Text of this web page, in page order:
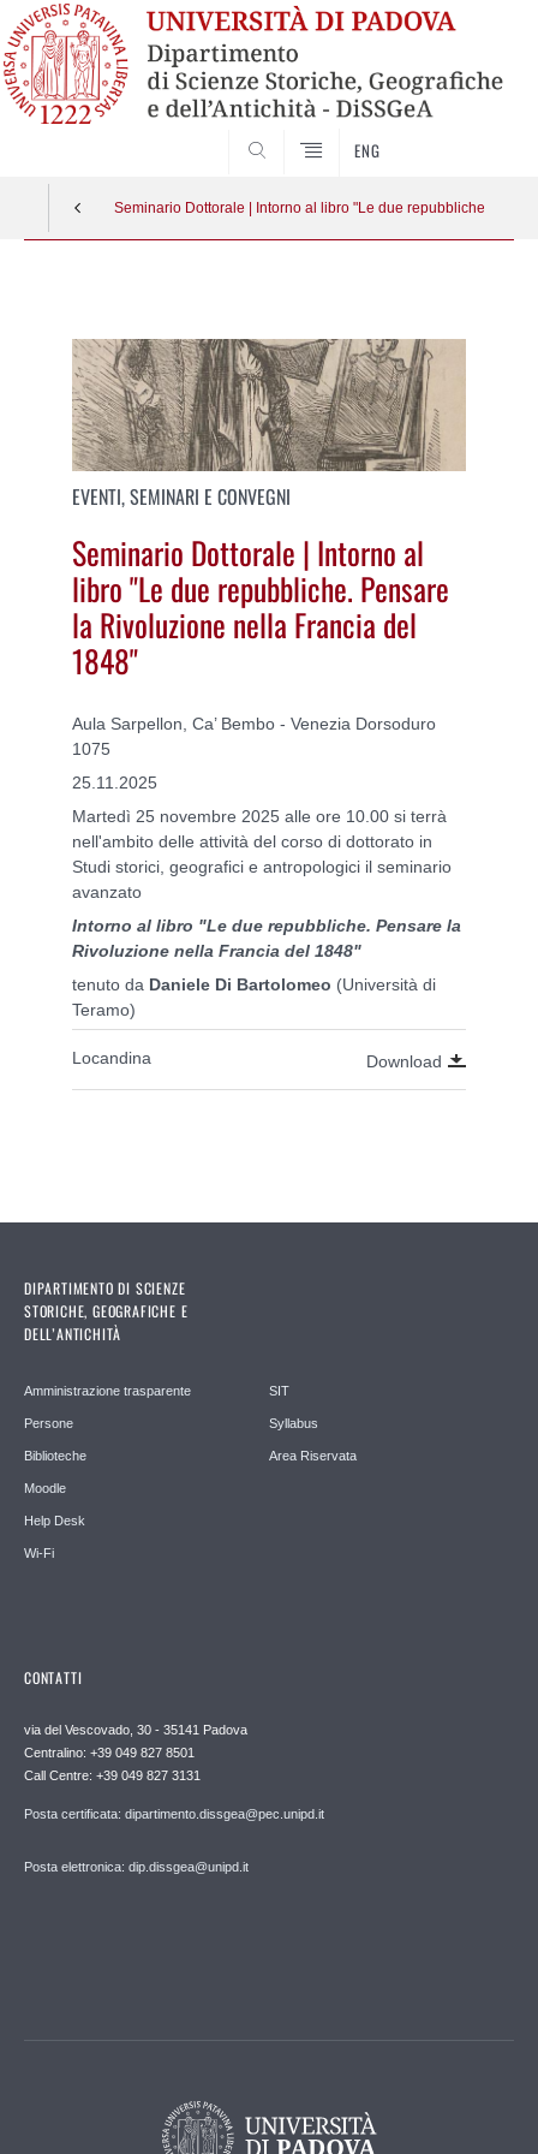
ENG
Seminario Dottorale | Intorno al libro "Le due repubbliche.
EVENTI, SEMINARI E CONVEGNI
Seminario Dottorale | Intorno al
libro "Le due repubbliche. Pensare
la Rivoluzione nella Francia del
1848"
Aula Sarpellon, Ca’ Bembo - Venezia Dorsoduro
1075
25.11.2025
Martedì 25 novembre 2025 alle ore 10.00 si terrà
nell'ambito delle attività del corso di dottorato in
Studi storici, geografici e antropologici il seminario
avanzato
Intorno al libro "Le due repubbliche. Pensare la
Rivoluzione nella Francia del 1848"
tenuto da Daniele Di Bartolomeo (Università di
Teramo)
Locandina Download
DIPARTIMENTO DI SCIENZE
STORICHE, GEOGRAFICHE E
DELL’ANTICHITÀ
Amministrazione trasparente
Persone
Biblioteche
Moodle
Help Desk
Wi-Fi
SIT
Syllabus
Area Riservata
CONTATTI
via del Vescovado, 30 - 35141 Padova
Centralino: +39 049 827 8501
Call Centre: +39 049 827 3131
Posta certificata: dipartimento.dissgea@pec.unipd.it
Posta elettronica: dip.dissgea@unipd.it